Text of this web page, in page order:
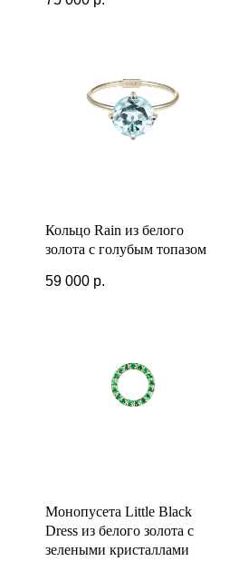
Кольцо Rain из белого
золота с голубым топазом
59 000 р.
Монопусета Little Black
Dress из белого золота с
зелеными кристаллами